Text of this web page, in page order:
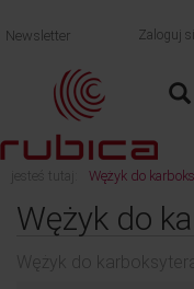
Newsletter Zaloguj
jesteś tutaj: Wężyk do
Wężyk do
Wężyk do